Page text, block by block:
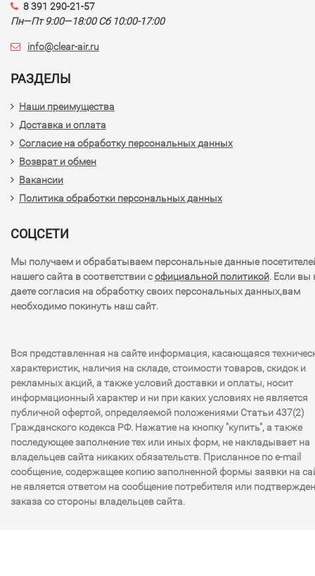
8 391 290-21-57
Пн—Пт 9:00—18:00 Сб 10:00-17:00
info@clear-air.ru
РАЗДЕЛЫ
Наши преимущества
Доставка и оплата
Согласие на обработку персональных данных
Возврат и обмен
Вакансии
Политика обработки персональных данных
СОЦСЕТИ
Мы получаем и обрабатываем персональные данные
нашего сайта в соответствии софициальной политикой. Если вы
даете согласия на обработку своих персональных данных,вам
необходимо покинуть наш сайт.
Вся представленная на сайте информация, касающаяся
характеристик, наличия на складе, стоимости товаров, скидок и
рекламных акций, а также условий доставки и оплаты, носит
информационный характер и ни при каких условиях не является
публичной офертой, определяемой положениями Статьи 437(2)
Гражданского кодекса РФ. Нажатие на кнопку "купить", а также
последующее заполнение тех или иных форм, не накладывает на
владельцев сайта никаких обязательств. Присланное по e-mail
сообщение, содержащее копию заполненной формы заявки на
не является ответом на сообщение потребителя или
заказа со стороны владельцев сайта.